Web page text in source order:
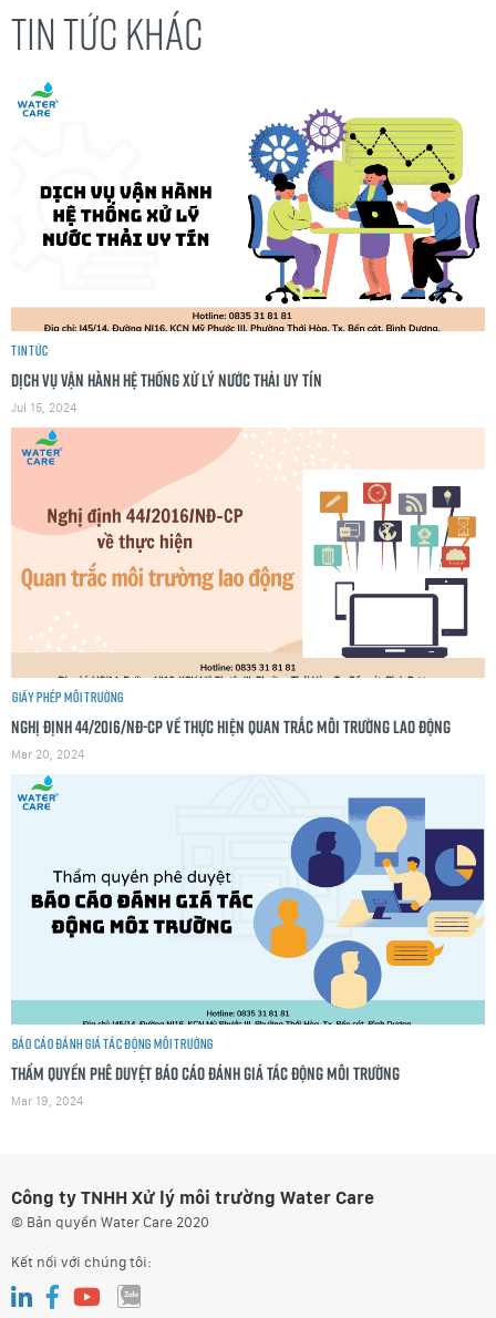
TIN TỨC KHÁC
Tin tức
Dịch vụ vận hành hệ thống xử lý nước thải uy tín
Jul 15, 2024
Giấy phép môi trường
Nghị định 44/2016/NĐ-CP về thực hiện Quan trắc môi trường lao động
Mar 20, 2024
Báo cáo đánh giá tác động môi trường
Thẩm quyền phê duyệt Báo cáo đánh giá tác động môi trường
Mar 19, 2024
Công ty TNHH Xử lý môi trường Water Care
© Bản quyền Water Care 2020
Kết nối với chúng tôi: